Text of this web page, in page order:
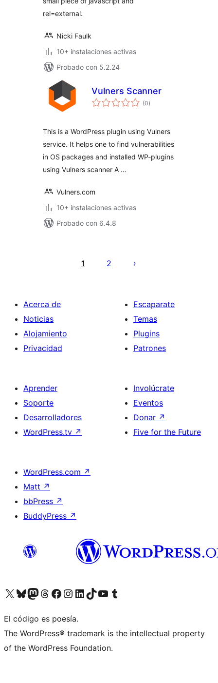
rel=external.
Nicki Faulk
10+ instalaciones activas
Probado con 5.2.24
Vulners Scanner
(0valoraciones
en
)
This is a WordPress plugin using Vulners
service. It helps one to find vulnerabilities
in OS packages and installed WP-plugins
using Vulners scanner A …
Vulners.com
10+ instalaciones activas
Probado con 6.4.8
1 2
Acerca de
Noticias
Alojamiento
Privacidad
Escaparate
Temas
Plugins
Patrones
Aprender
Soporte
Desarrolladores
WordPress.tv ↗
Involúcrate
Eventos
Donar ↗
Five for the Future
WordPress.com ↗
Matt ↗
bbPress ↗
BuddyPress ↗
Visita nuestra cuenta de X (anteriormente Twitter)
Visita nuestra cuenta de Bluesky
Visita nuestra cuenta de Mastodon
Visita nuestra cuenta de Threads
Visita nuestra página de Facebook
Visita nuestra cuenta de Instagram
Visita nuestra cuenta de LinkedIn
Visita nuestra cuenta de TikTok
Visita nuestro canal de YouTube
Visita nuestra cuenta de Tumblr
El código es poesía.
The WordPress® trademark is the intellectual property
of the WordPress Foundation.